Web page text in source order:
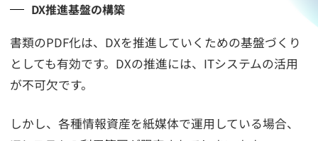
DX推進基盤の構築
書類のPDF化は、DXを推進していくための基盤づくり
としても有効です。DXの推進には、ITシステムの活用
が不可欠です。
しかし、各種情報資産を紙媒体で運用している場合、